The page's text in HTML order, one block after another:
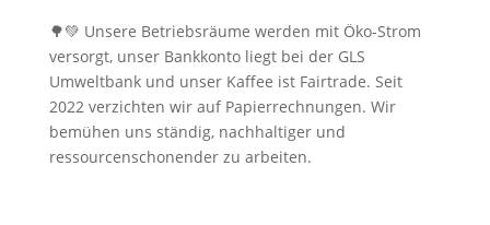
🌳💚 Unsere Betriebsräume werden mit Öko-Strom
versorgt, unser Bankkonto liegt bei der GLS
Umweltbank und unser Kaffee ist Fairtrade. Seit
2022 verzichten wir auf Papierrechnungen. Wir
bemühen uns ständig, nachhaltiger und
ressourcenschonender zu arbeiten.